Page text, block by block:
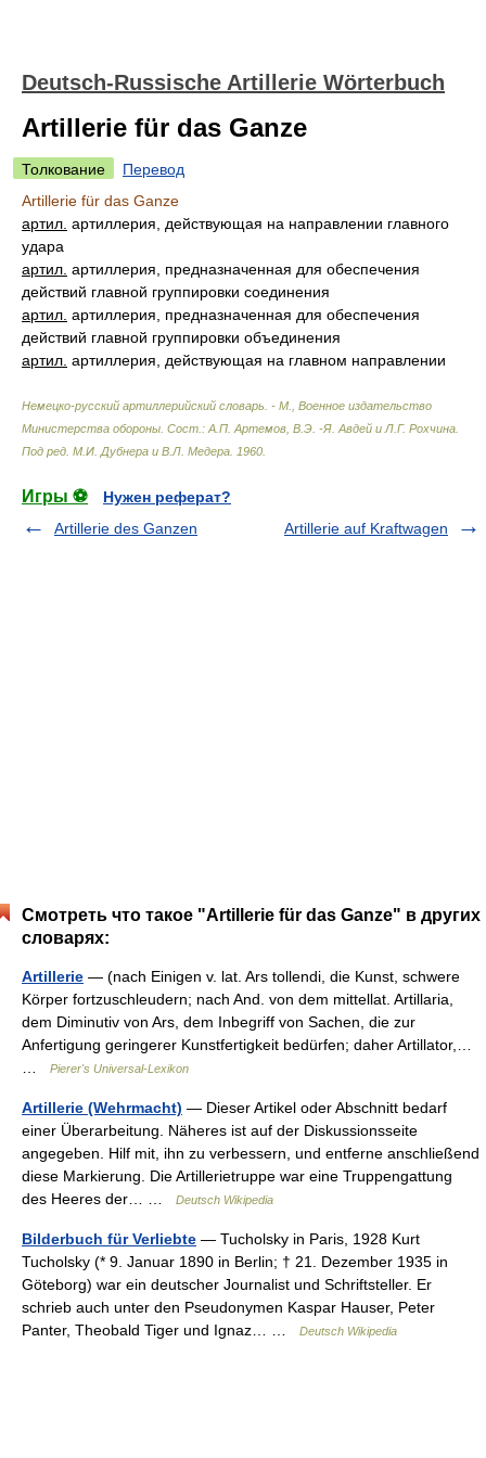
Deutsch-Russische Artillerie Wörterbuch
Artillerie für das Ganze
Толкование
Перевод
Artillerie für das Ganze
артил. артиллерия, действующая на направлении главного
удара
артил. артиллерия, предназначенная для обеспечения
действий главной группировки соединения
артил. артиллерия, предназначенная для обеспечения
действий главной группировки объединения
артил. артиллерия, действующая на главном направлении
Немецко-русский артиллерийский словарь. - М., Военное издательство
Министерства обороны Сост.: А.П. Артемов, В.Э. -Я. Авдей и Л.Г. Рохчина.
Под ред. М.И. Дубнера и В.Л. Медера 1960
Игры ⚽
Нужен реферат?
Artillerie des Ganzen
Artillerie auf Kraftwagen
Смотреть что такое "Artillerie für das Ganze" в других
словарях:
Artillerie — (nach Einigen v. lat. Ars tollendi, die Kunst, schwere
Körper fortzuschleudern; nach And. von dem mittellat. Artillaria,
dem Diminutiv von Ars, dem Inbegriff von Sachen, die zur
Anfertigung geringerer Kunstfertigkeit bedürfen; daher Artillator,…
Pierer's Universal-Lexikon
Artillerie (Wehrmacht) — Dieser Artikel oder Abschnitt bedarf
einer Überarbeitung. Näheres ist auf der Diskussionsseite
angegeben. Hilf mit, ihn zu verbessern, und entferne anschließend
diese Markierung. Die Artillerietruppe war eine Truppengattung
des Heeres der… …
Deutsch Wikipedia
Bilderbuch für Verliebte — Tucholsky in Paris, 1928 Kurt
Tucholsky (* 9. Januar 1890 in Berlin; † 21. Dezember 1935 in
Göteborg) war ein deutscher Journalist und Schriftsteller. Er
schrieb auch unter den Pseudonymen Kaspar Hauser, Peter
Panter, Theobald Tiger und Ignaz… …
Deutsch Wikipedia